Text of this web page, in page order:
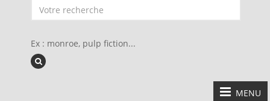
Ex : monroe, pulp fiction...
MENU